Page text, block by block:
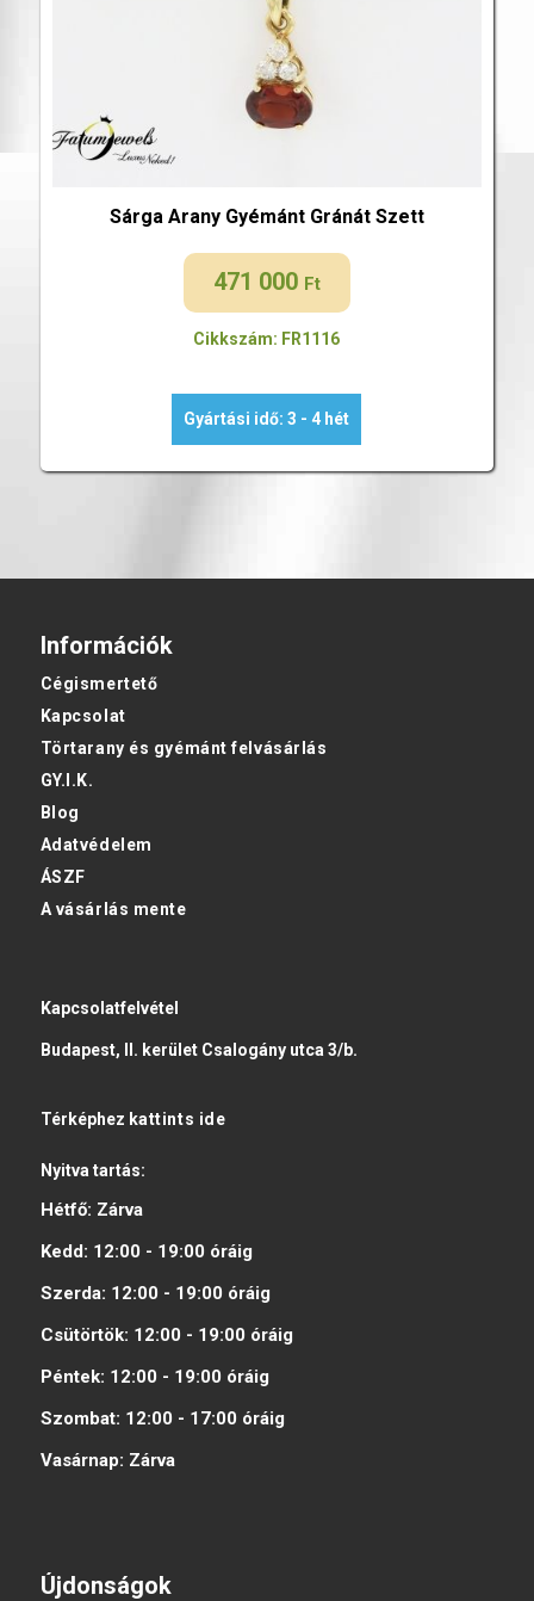
Sárga Arany Gyémánt Gránát Szett
471 000 Ft
Cikkszám: FR1116
Gyártási idő: 3 - 4 hét
Információk
Cégismertető
Kapcsolat
Törtarany és gyémánt felvásárlás
GY.I.K.
Blog
Adatvédelem
ÁSZF
A vásárlás mente
Kapcsolatfelvétel
Budapest, II. kerület Csalogány utca 3/b.
Térképhez kattints ide
Nyitva tartás:
Hétfő: Zárva
Kedd: 12:00 - 19:00 óráig
Szerda: 12:00 - 19:00 óráig
Csütörtök: 12:00 - 19:00 óráig
Péntek: 12:00 - 19:00 óráig
Szombat: 12:00 - 17:00 óráig
Vasárnap: Zárva
Újdonságok